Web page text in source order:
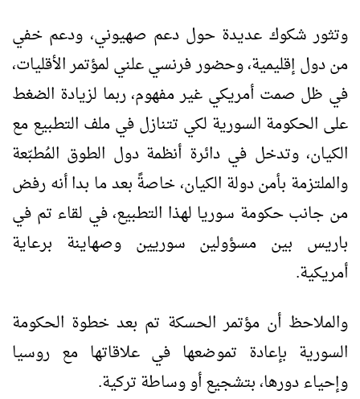
وتثور شكوك عديدة حول دعم صهيوني، ودعم خفي
من دول إقليمية، وحضور فرنسي علني لمؤتمر الأقليات،
في ظل صمت أمريكي غير مفهوم، ربما لزيادة الضغط
على الحكومة السورية لكي تتنازل في ملف التطبيع مع
الكيان، وتدخل في دائرة أنظمة دول الطوق المُطبّعة
والملتزمة بأمن دولة الكيان، خاصةً بعد ما بدا أنه رفض
من جانب حكومة سوريا لهذا التطبيع، في لقاء تم في
باريس بين مسؤولين سوريين وصهاينة برعاية
أمريكية.
والملاحظ أن مؤتمر الحسكة تم بعد خطوة الحكومة
السورية بإعادة تموضعها في علاقاتها مع روسيا
وإحياء دورها، بتشجيع أو وساطة تركية.